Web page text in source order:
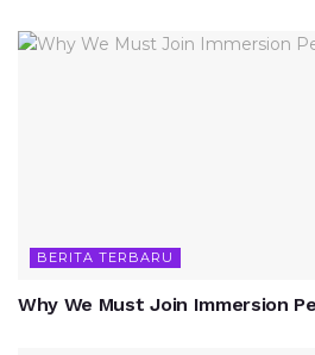
BERITA TERBARU
Why We Must Join Immersion